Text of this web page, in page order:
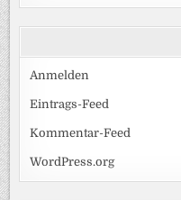
Anmelden
Eintrags-Feed
Kommentar-Feed
WordPress.org